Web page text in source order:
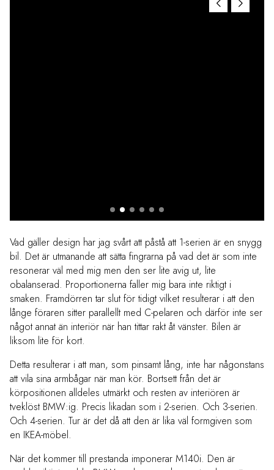
Vad gäller design har jag svårt att påstå att 1-serien är en snygg
bil. Det är utmanande att sätta fingrarna på vad det är som inte
resonerar väl med mig men den ser lite avig ut, lite
obalanserad. Proportionerna faller mig bara inte riktigt i
smaken. Framdörren tar slut för tidigt vilket resulterar i att den
långe föraren sitter parallellt med C-pelaren och därför inte ser
något annat än interiör när han tittar rakt åt vänster. Bilen är
liksom lite för kort.
Detta resulterar i att man, som pinsamt lång, inte har någonstans
att vila sina armbågar när man kör. Bortsett från det är
körpositionen alldeles utmärkt och resten av interiören är
tveklöst BMW:ig. Precis likadan som i 2-serien. Och 3-serien.
Och 4-serien. Tur är det då att den är lika väl formgiven som
en IKEA-möbel.
När det kommer till prestanda imponerar M140i. Den är